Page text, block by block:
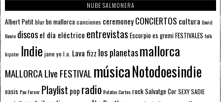
NUBE SALMONERA
Albert Petitblurbn mallorcacanciones ceremoneyCONCIERTOS cultura David
Bowie discosel día eléctrico entrevistas Escorpioes gremiFESTIVALES folk
hipster Indie jane yo l.a. Lava fizz los planetasmallorca
MALLORCA LIve FESTIVAL músicaNotodoesindie
oasis Pau Forner Playlist pop radioRelatos CortosrockSalvatge CorSEXY SADIE